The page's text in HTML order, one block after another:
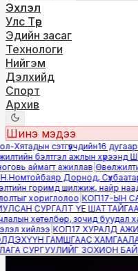
Эхлэл
Улс Төр
Эдийн засаг
Технологи
Нийгэм
Дэлхийд
Спорт
Архив
Шинэ мэдээ
Хятадын сэтгүүлчдийн16
бэлтгэл ажлын хүрээнд
аймагт ажиллав|
Дорнод, Сүхбаатар
горимд шилжиж, найр
хориглолоо|КОП17-ЫН
СУРГАЛТ ҮЕ
хөтөлбөр, зочид буудал
хийлээ|КОП17 ХУРАЛД
ГАМШГААС
СУРГУУЛИЙГ ЗОХИОН